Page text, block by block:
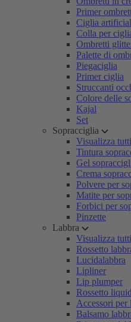
Primer
Ciglia
Colla per
Ombretti
Palette di
Piegaciglia
Primer ciglia
Struccanti
Colore delle
Kajal
Set
Sopracciglia
Visualizza tutti
Tintura
Gel
Crema
Polvere per
Matite per
Forbici per
Pinzette
Labbra
Visualizza tutti
Rossetto
Lucidalabbra
Lipliner
Lip plumper
Rossetto
Accessori per
Balsamo